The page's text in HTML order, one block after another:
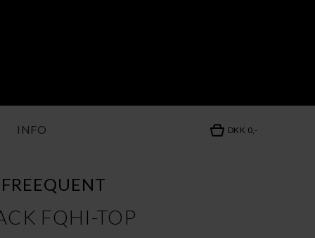
INFO DKK 0,-
FREEQUENT
FQHI-TOP